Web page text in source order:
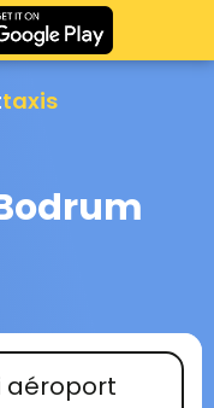
taxis
aéroport